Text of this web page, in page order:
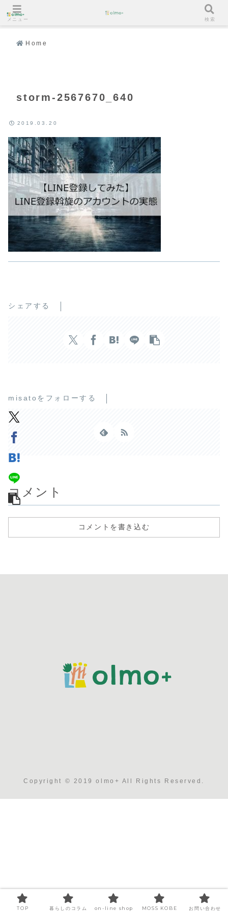
Home
storm-2567670_640
2019.03.20
シェアする
misatoをフォローする
コメント
コメントを書き込む
Copyright © 2019 olmo+ All Rights Reserved.
メニュー 検索
TOP 暮らしのコラム on-line shop MOSS KOBE お問い合わせ